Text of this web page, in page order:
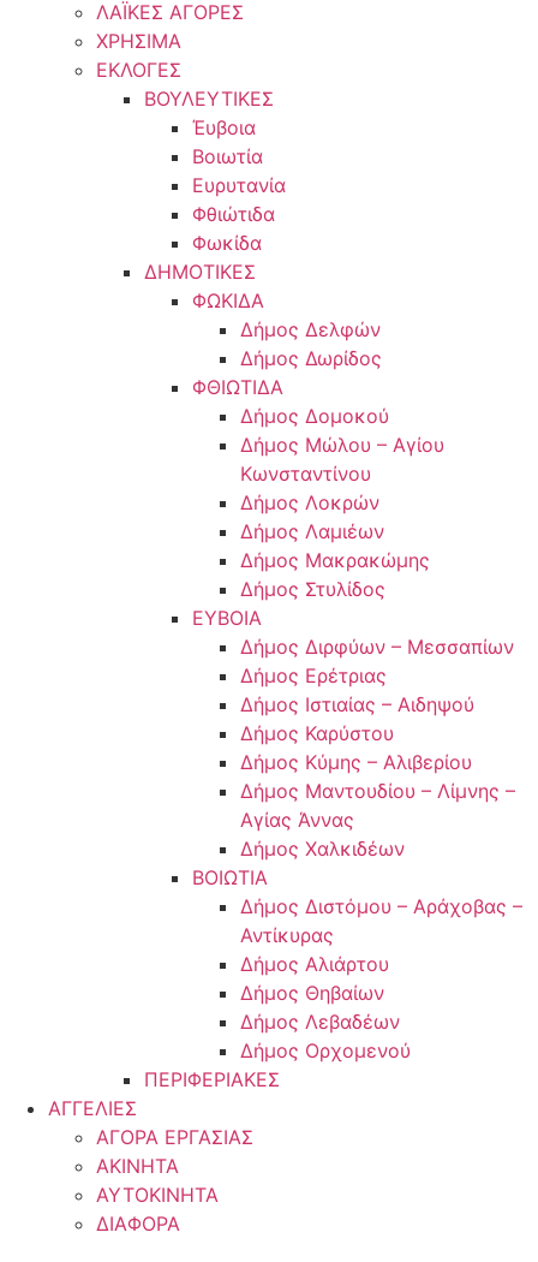
ΛΑΪΚΕΣ ΑΓΟΡΕΣ
ΧΡΗΣΙΜΑ
ΕΚΛΟΓΕΣ
ΒΟΥΛΕΥΤΙΚΕΣ
Έυβοια
Βοιωτία
Ευρυτανία
Φθιώτιδα
Φωκίδα
ΔΗΜΟΤΙΚΕΣ
ΦΩΚΙΔΑ
Δήμος Δελφών
Δήμος Δωρίδος
ΦΘΙΩΤΙΔΑ
Δήμος Δομοκού
Δήμος Μώλου – Αγίου
Κωνσταντίνου
Δήμος Λοκρών
Δήμος Λαμιέων
Δήμος Μακρακώμης
Δήμος Στυλίδος
ΕΥΒΟΙΑ
Δήμος Διρφύων – Μεσσαπίων
Δήμος Ερέτριας
Δήμος Ιστιαίας – Αιδηψού
Δήμος Καρύστου
Δήμος Κύμης – Αλιβερίου
Δήμος Μαντουδίου – Λίμνης –
Αγίας Άννας
Δήμος Χαλκιδέων
ΒΟΙΩΤΙΑ
Δήμος Διστόμου – Αράχοβας –
Αντίκυρας
Δήμος Αλιάρτου
Δήμος Θηβαίων
Δήμος Λεβαδέων
Δήμος Ορχομενού
ΠΕΡΙΦΕΡΙΑΚΕΣ
ΑΓΓΕΛΙΕΣ
ΑΓΟΡΑ ΕΡΓΑΣΙΑΣ
ΑΚΙΝΗΤΑ
ΑΥΤΟΚΙΝΗΤΑ
ΔΙΑΦΟΡΑ